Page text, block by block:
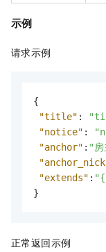
示例
请求示例
{
"title" :
"notice" :
"anchor" : "
"extends" :
}
正常返回示例